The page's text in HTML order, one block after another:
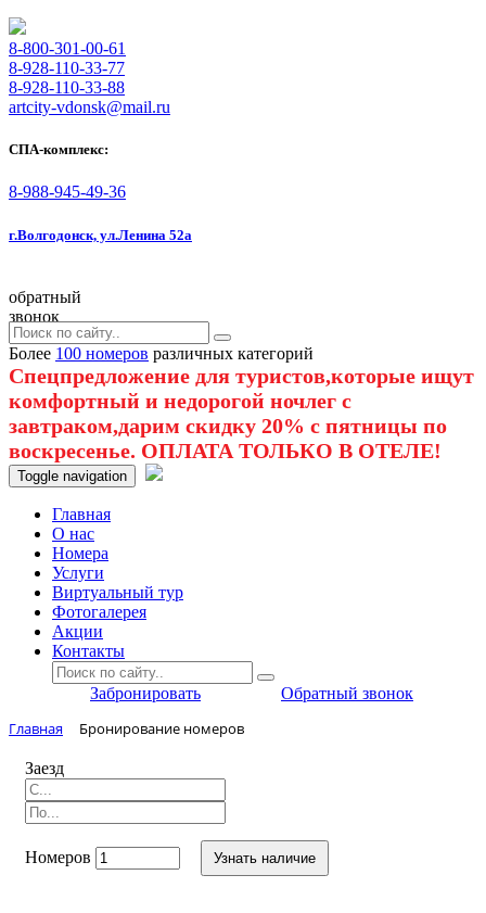
8-800-301-00-61
8-928-110-33-77
8-928-110-33-88
artcity-vdonsk@mail.ru
СПА-комплекс:
8-988-945-49-36
г.Волгодонск, ул.Ленина 52а
обратный
звонок
Более 100 номеров различных категорий
Спецпредложение для туристов,которые ищут
комфортный и недорогой ночлег с
завтраком,дарим скидку 20% с пятницы по
воскресенье. ОПЛАТА ТОЛЬКО В ОТЕЛЕ!
Toggle navigation
Главная
O нас
Номера
Услуги
Виртуальный тур
Фотогалерея
Акции
Контакты
Забронировать Обратный звонок
Главная Бронирование номеров
Заезд
Номеров Узнать наличие